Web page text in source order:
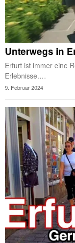
Unterwegs in
Erfurt ist immer eine
Erlebnisse.…
9. Februar 2024